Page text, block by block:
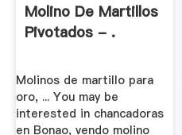
Molino De Martillos
Pivotados - .
Molinos de martillo para
oro, ... You may be
interested in chancadoras
en Bonao, vendo molino